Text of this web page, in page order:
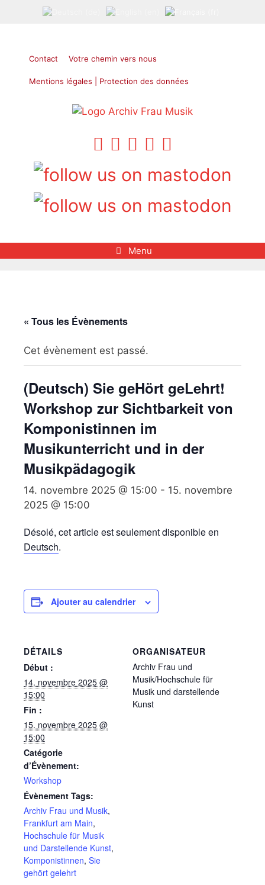
Contact Votre chemin vers nous
Mentions légales | Protection des données
Menu
« Tous les Évènements
Cet évènement est passé.
(Deutsch) Sie geHört geLehrt!
Workshop zur Sichtbarkeit von
Komponistinnen im
Musikunterricht und in der
Musikpädagogik
14. novembre 2025 @ 15:00 - 15. novembre
2025 @ 15:00
Désolé, cet article est seulement disponible en
Deutsch.
Ajouter au calendrier
DÉTAILS
Début :
14. novembre 2025 @
15:00
Fin :
15. novembre 2025 @
15:00
Catégorie
d’Évènement:
Workshop
Évènement Tags:
Archiv Frau und Musik,
Frankfurt am Main,
Hochschule für Musik
und Darstellende Kunst,
Komponistinnen, Sie
gehört gelehrt
ORGANISATEUR
Archiv Frau und
Musik/Hochschule für
Musik und darstellende
Kunst